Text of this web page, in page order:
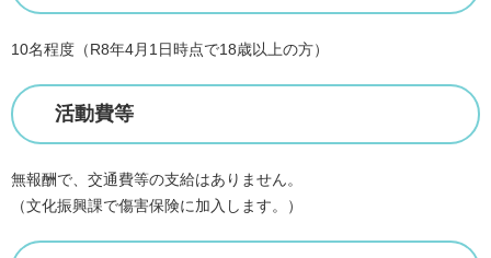
10名程度（R8年4月1日時点で18歳以上の方）
活動費等
無報酬で、交通費等の支給はありません。
（文化振興課で傷害保険に加入します。）